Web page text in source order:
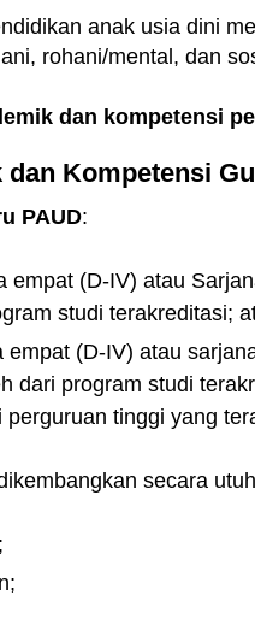
anak usia dini
rohani/mental, dan
dan kompetensi
Kompetensi
PAUD:
empat (D-IV) atau
studi terakreditasi;
empat (D-IV) atau
dari program studi
perguruan tinggi yang
secara